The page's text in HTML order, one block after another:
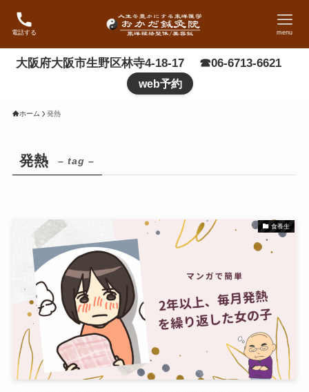
電話する menu
大阪府大阪市生野区林寺4-18-17 ☎06-6713-6621
web予約
ホーム 発熱
発熱 – tag –
食養生